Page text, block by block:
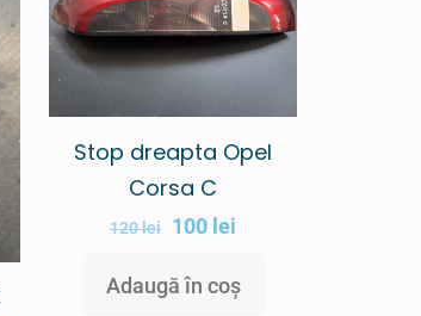
Stop dreapta Opel
Corsa C
120lei 100 lei
Adaugă în coș